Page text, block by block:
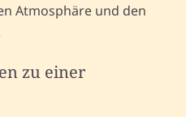
Atmosphäre und den
zu einer